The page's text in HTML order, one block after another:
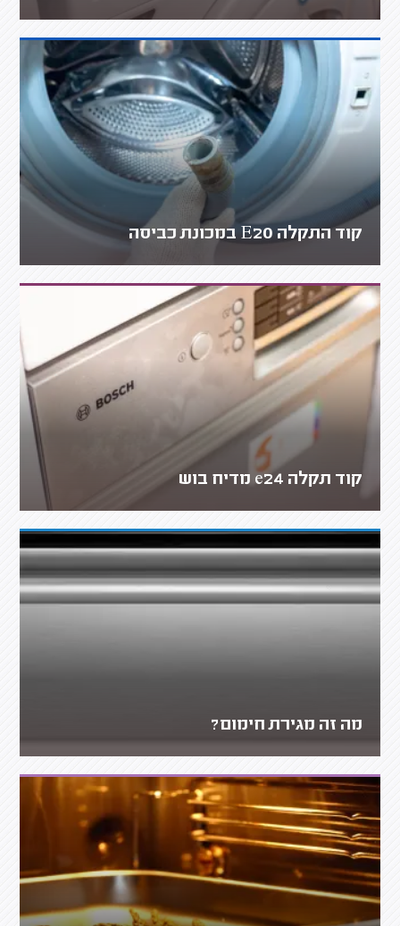
קוד התקלה E20 במכונת כביסה
קוד תקלה e24 מדיח בוש
מה זה מגירת חימום?